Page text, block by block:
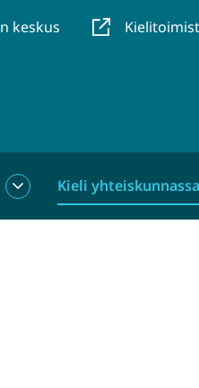
keskus
Kieli
Kieli yhteiskunnassa